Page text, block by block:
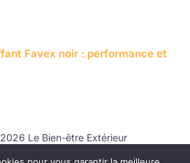
Favex noir : performance et
Le Bien-être Extérieur